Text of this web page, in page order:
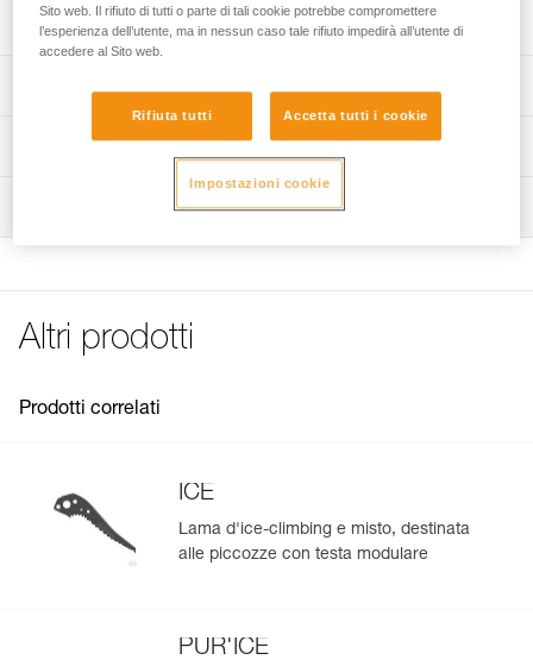
Descrizione
- grande capacità di sistemazione che consente di
stoccare fino a dodici chiodi,
- compatibile con chiodi da 9 a 21 cm di lunghezza e fino
- placca di posizionamento per trattenere i chiodi,
ricambio...,
- piegatura a portafoglio per accedere facilmente al
un ingombro ridotto,
- costruzione in rete che consente di aerare il materiale,
- custodia che può essere sospesa per un’asciugatura
efficace e pratica, senza estrarre il materiale.
Peso: 160 g
Informazioni tecniche
Altri prodotti
Prodotti correlati
ICE
Lama d'ice-climbing e misto, destinata
alle piccozze con testa modulare
PUR'ICE
Sito web. Il rifiuto di tutti o parte di tali cookie potrebbe compromettere
l’esperienza dell’utente, ma in nessun caso tale rifiuto impedirà all’utente di
accedere al Sito web.
Rifiuta tutti Accetta tutti i cookie
Impostazioni cookie